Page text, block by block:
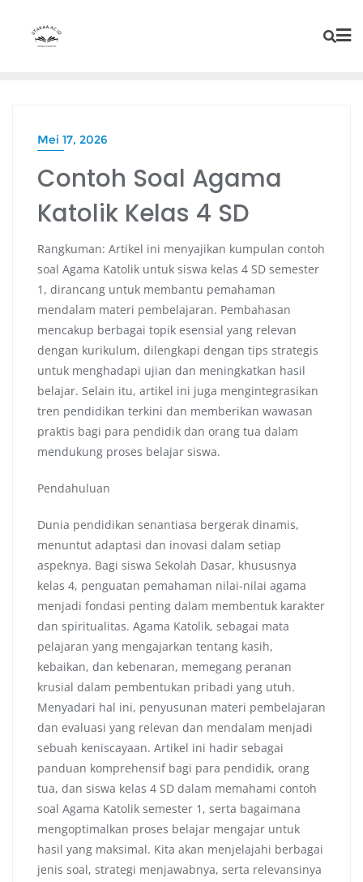
Mei 17, 2026
Contoh Soal Agama
Katolik Kelas 4 SD
Rangkuman: Artikel ini menyajikan kumpulan contoh
soal Agama Katolik untuk siswa kelas 4 SD semester
1, dirancang untuk membantu pemahaman
mendalam materi pembelajaran. Pembahasan
mencakup berbagai topik esensial yang relevan
dengan kurikulum, dilengkapi dengan tips strategis
untuk menghadapi ujian dan meningkatkan hasil
belajar. Selain itu, artikel ini juga mengintegrasikan
tren pendidikan terkini dan memberikan wawasan
praktis bagi para pendidik dan orang tua dalam
mendukung proses belajar siswa.
Pendahuluan
Dunia pendidikan senantiasa bergerak dinamis,
menuntut adaptasi dan inovasi dalam setiap
aspeknya. Bagi siswa Sekolah Dasar, khususnya
kelas 4, penguatan pemahaman nilai-nilai agama
menjadi fondasi penting dalam membentuk karakter
dan spiritualitas. Agama Katolik, sebagai mata
pelajaran yang mengajarkan tentang kasih,
kebaikan, dan kebenaran, memegang peranan
krusial dalam pembentukan pribadi yang utuh.
Menyadari hal ini, penyusunan materi pembelajaran
dan evaluasi yang relevan dan mendalam menjadi
sebuah keniscayaan. Artikel ini hadir sebagai
panduan komprehensif bagi para pendidik, orang
tua, dan siswa kelas 4 SD dalam memahami contoh
soal Agama Katolik semester 1, serta bagaimana
mengoptimalkan proses belajar mengajar untuk
hasil yang maksimal. Kita akan menjelajahi berbagai
jenis soal, strategi menjawabnya, serta relevansinya